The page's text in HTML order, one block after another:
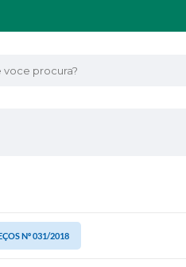
procura?
Nº 031/2018